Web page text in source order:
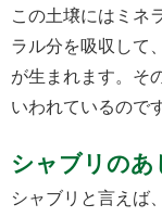
この土壌にはミネ
ラル分を吸収して
が生まれます。そ
いわれているので
シャブリのあ
シャブリと言えば